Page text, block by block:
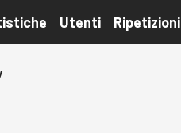
Utenti Ripetizioni